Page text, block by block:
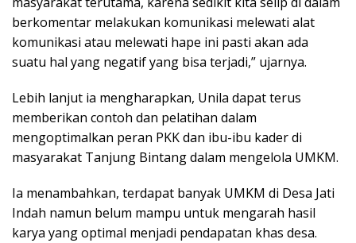
berkomentar melakukan komunikasi melewati alat
komunikasi atau melewati hape ini pasti akan ada
suatu hal yang negatif yang bisa terjadi,” ujarnya.
Lebih lanjut ia mengharapkan, Unila dapat terus
memberikan contoh dan pelatihan dalam
mengoptimalkan peran PKK dan ibu-ibu kader di
masyarakat Tanjung Bintang dalam mengelola UMKM.
Ia menambahkan, terdapat banyak UMKM di Desa Jati
Indah namun belum mampu untuk mengarah hasil
karya yang optimal menjadi pendapatan khas desa.